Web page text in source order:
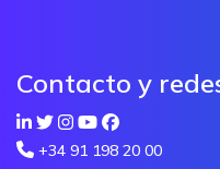
Contacto y
+34 91 198 20 00